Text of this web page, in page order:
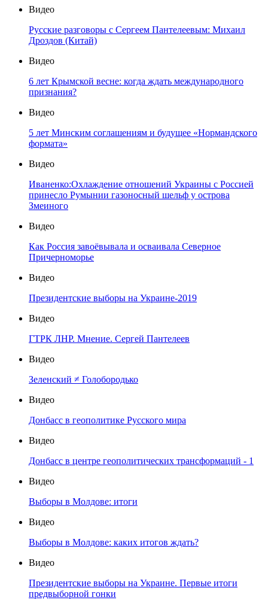
Видео
Русские разговоры с Сергеем Пантелеевым: Михаил
Дроздов (Китай)
Видео
6 лет Крымской весне: когда ждать международного
признания?
Видео
5 лет Минским соглашениям и будущее «Нормандского
формата»
Видео
Иваненко:Охлаждение отношений Украины с Россией
принесло Румынии газоносный шельф у острова
Змеиного
Видео
Как Россия завоёвывала и осваивала Северное
Причерноморье
Видео
Президентские выборы на Украине-2019
Видео
ГТРК ЛНР. Мнение. Сергей Пантелеев
Видео
Зеленский ≠ Голобородько
Видео
Донбасс в геополитике Русского мира
Видео
Донбасс в центре геополитических трансформаций - 1
Видео
Выборы в Молдове: итоги
Видео
Выборы в Молдове: каких итогов ждать?
Видео
Президентские выборы на Украине. Первые итоги
предвыборной гонки